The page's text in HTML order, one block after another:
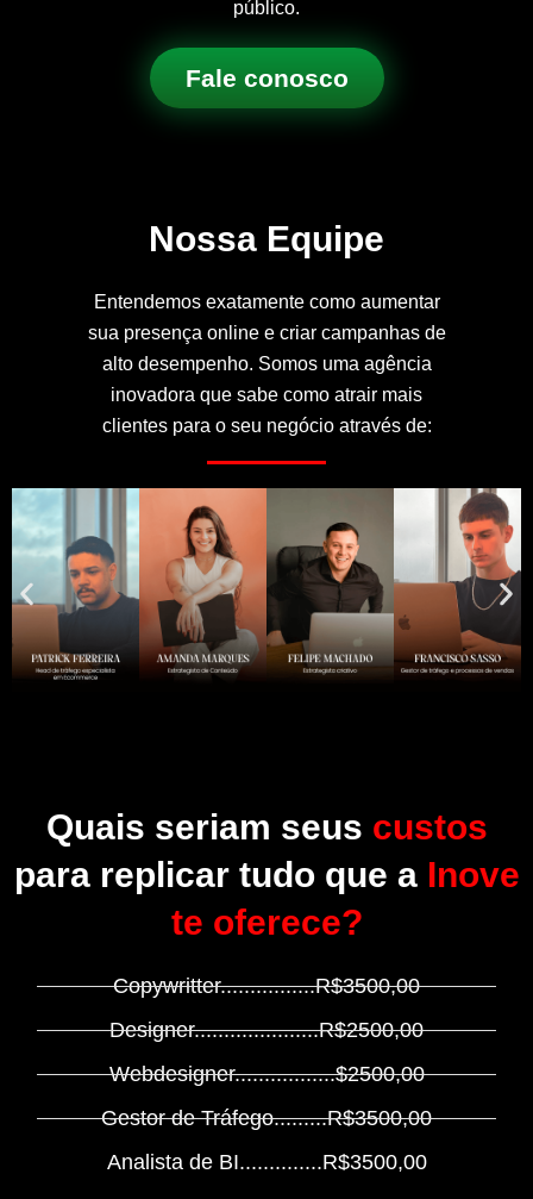
público.
Fale conosco
Nossa Equipe
Entendemos exatamente como aumentar
sua presença online e criar campanhas de
alto desempenho. Somos uma agência
inovadora que sabe como atrair mais
clientes para o seu negócio através de:
Quais seriam seus custos
para replicar tudo que a Inove
te oferece?
Copywritter................R$3500,00
Designer.....................R$2500,00
Webdesigner.................$2500,00
Gestor de Tráfego.........R$3500,00
Analista de BI..............R$3500,00